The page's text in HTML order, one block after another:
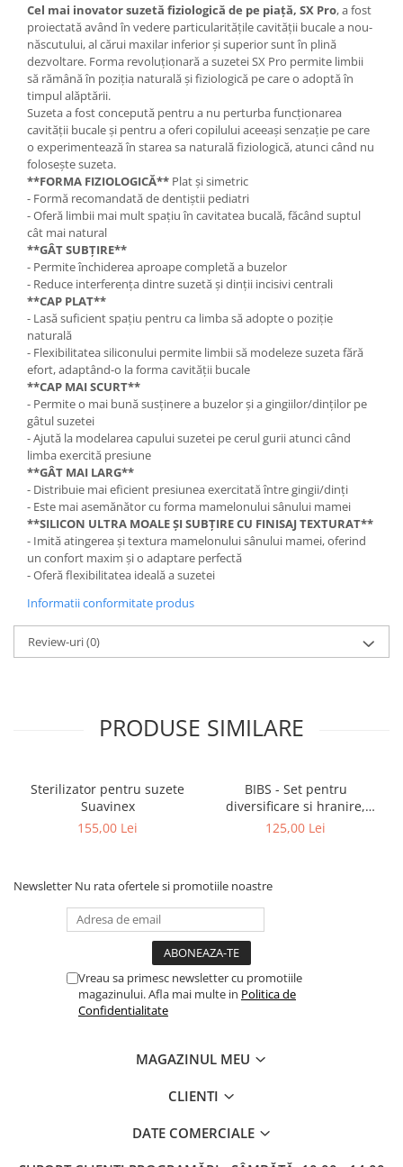
Cel mai inovator suzetă fiziologică de pe piață, SX Pro, a fost
proiectată având în vedere particularitățile cavității bucale a nou-
născutului, al cărui maxilar inferior și superior sunt în plină
dezvoltare. Forma revoluționară a suzetei SX Pro permite limbii
să rămână în poziția naturală și fiziologică pe care o adoptă în
timpul alăptării.
Suzeta a fost concepută pentru a nu perturba funcționarea
cavității bucale și pentru a oferi copilului aceeași senzație pe care
o experimentează în starea sa naturală fiziologică, atunci când nu
folosește suzeta.
**FORMA FIZIOLOGICĂ** Plat și simetric
- Formă recomandată de dentiștii pediatri
- Oferă limbii mai mult spațiu în cavitatea bucală, făcând suptul
cât mai natural
**GÂT SUBȚIRE**
- Permite închiderea aproape completă a buzelor
- Reduce interferența dintre suzetă și dinții incisivi centrali
**CAP PLAT**
- Lasă suficient spațiu pentru ca limba să adopte o poziție
naturală
- Flexibilitatea siliconului permite limbii să modeleze suzeta fără
efort, adaptând-o la forma cavității bucale
**CAP MAI SCURT**
- Permite o mai bună susținere a buzelor și a gingiilor/dinților pe
gâtul suzetei
- Ajută la modelarea capului suzetei pe cerul gurii atunci când
limba exercită presiune
**GÂT MAI LARG**
- Distribuie mai eficient presiunea exercitată între gingii/dinți
- Este mai asemănător cu forma mamelonului sânului mamei
**SILICON ULTRA MOALE ȘI SUBȚIRE CU FINISAJ TEXTURAT**
- Imită atingerea și textura mamelonului sânului mamei, oferind
un confort maxim și o adaptare perfectă
- Oferă flexibilitatea ideală a suzetei
Informatii conformitate produs
Review-uri(0)
PRODUSE SIMILARE
Sterilizator pentru suzete
Suavinex
155,00 Lei
BIBS - Set pentru
diversificare si hranire,
Cloud
125,00 Lei
Newsletter Nu rata ofertele si promotiile noastre
Vreau sa primesc newsletter cu promotiile
magazinului. Afla mai multe in Politica de
Confidentialitate
MAGAZINUL MEU
CLIENTI
DATE COMERCIALE